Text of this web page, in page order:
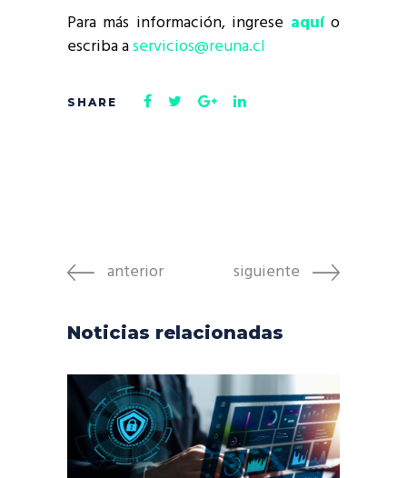
Para más información, ingrese aquío
escriba aservicios@reuna.cl
anterior siguiente
Noticias relacionadas